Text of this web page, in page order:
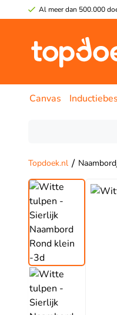
Al meer dan 500.000
Canvas
Topdoek.nl /